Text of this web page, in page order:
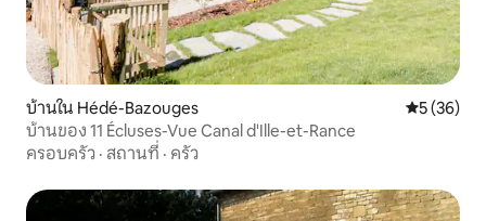
บ้านใน Hédé-Bazouges คะแนนเฉลี่
5 (36)
บ้านของ 11 Écluses-Vue Canal d'Ille-et-Rance
ครอบครัว · สถานที่ · ครัว